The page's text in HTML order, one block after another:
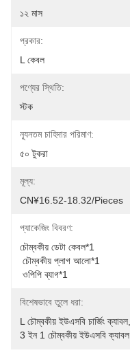
১২ মাস
প্রকার:
L কেবল
পণ্যের স্থিতি:
স্টক
ন্যূনতম চাহিদার পরিমাণ:
৫০ টুকরা
মূল্য:
CN¥16.52-18.32/pieces
প্যাকেজিং বিবরণ:
চৌম্বকীয় ডেটা কেবল*1
চৌম্বকীয় প্লাগ আলো*1
ওপিপি ব্যাগ*1
বিশেষভাবে তুলে ধরা:
L চৌম্বকীয় ইউএসবি চার্জিং ক্যাবল
3 ইন 1 চৌম্বকীয় ইউএসবি ক্যাবল